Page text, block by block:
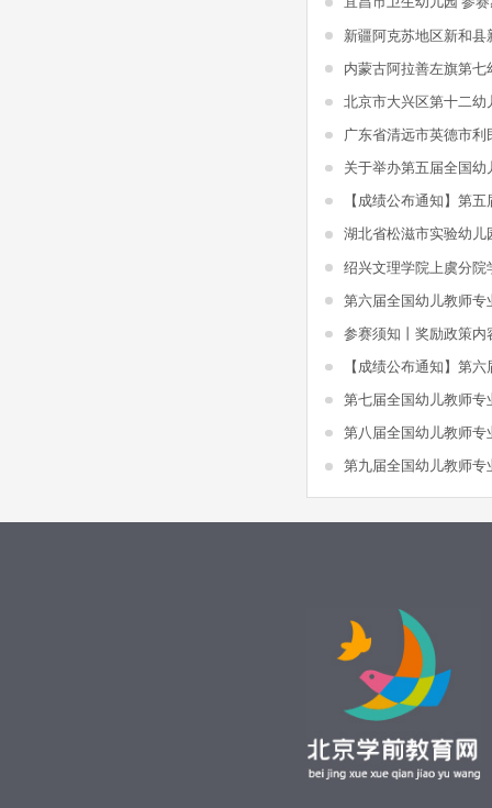
内蒙古阿拉善左旗第七
北京市大兴区第十二幼
湖北省松滋市实验幼儿
第六届全国幼儿教师专
参赛须知丨奖励政策内
第七届全国幼儿教师专
第八届全国幼儿教师专
第九届全国幼儿教师专